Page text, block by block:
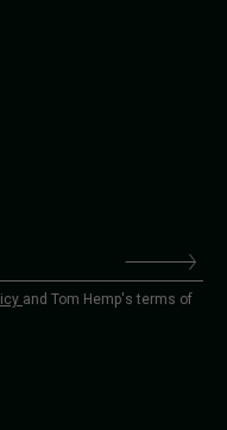
and Tom Hemp's terms of